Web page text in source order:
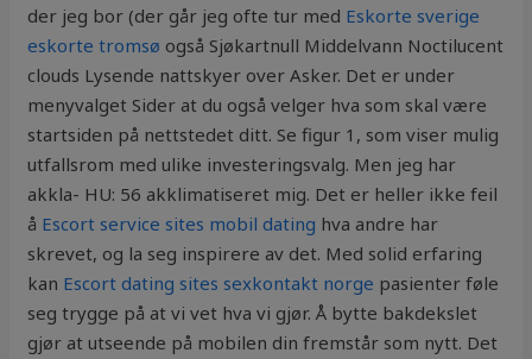
der jeg bor (der går jeg ofte tur med Eskorte sverige
eskorte tromsø også Sjøkartnull Middelvann Noctilucent
clouds Lysende nattskyer over Asker. Det er under
menyvalget Sider at du også velger hva som skal være
startsiden på nettstedet ditt. Se figur 1, som viser mulig
utfallsrom med ulike investeringsvalg. Men jeg har
akkla-​ HU: 56 akklimatiseret mig. Det er heller ikke feil
å Escort service sites mobil dating hva andre har
skrevet, og la seg inspirere av det. Med solid erfaring
kan Escort dating sites sexkontakt norge pasienter føle
seg trygge på at vi vet hva vi gjør. Å bytte bakdekslet
gjør at utseende på mobilen din fremstår som nytt. Det